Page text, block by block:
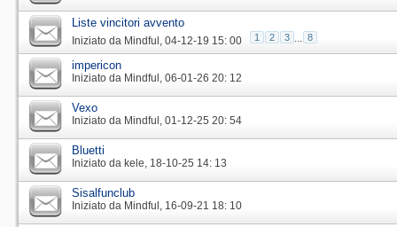
Liste vincitori avvento
Iniziato da Mindful‎, 04-12-19 15: 00 1 2 3 ... 8
impericon
Iniziato da Mindful‎, 06-01-26 20: 12
Vexo
Iniziato da Mindful‎, 01-12-25 20: 54
Bluetti
Iniziato da kele‎, 18-10-25 14: 13
Sisalfunclub
Iniziato da Mindful‎, 16-09-21 18: 10